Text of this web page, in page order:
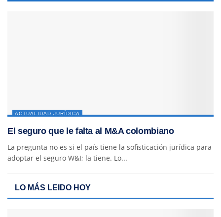
ACTUALIDAD JURÍDICA
El seguro que le falta al M&A colombiano
La pregunta no es si el país tiene la sofisticación jurídica para
adoptar el seguro W&I; la tiene. Lo...
LO MÁS LEIDO HOY